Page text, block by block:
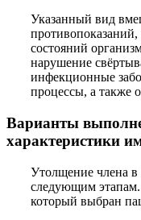
Указанный вид
состояний
нарушение
инфекционные
процессы, а также
Варианты
характеристики
Утолщение члена в
следующим
который выбран